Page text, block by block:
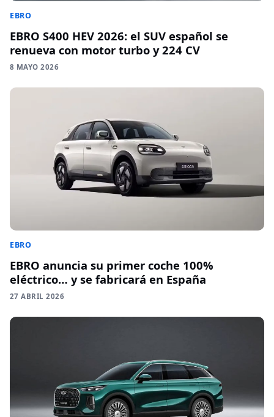
EBRO
EBRO S400 HEV 2026: el SUV español se
renueva con motor turbo y 224 CV
8 MAYO 2026
EBRO
EBRO anuncia su primer coche 100%
eléctrico… y se fabricará en España
27 ABRIL 2026